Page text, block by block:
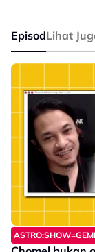
EpisodLihat